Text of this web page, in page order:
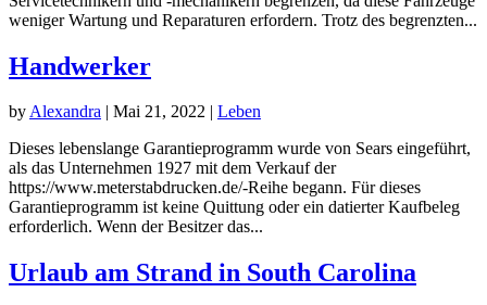
weniger Wartung und Reparaturen erfordern. Trotz des begrenzten...
Handwerker
byAlexandra | Mai 21, 2022 | Leben
Dieses lebenslange Garantieprogramm wurde von Sears eingeführt,
als das Unternehmen 1927 mit dem Verkauf der
https://www.meterstabdrucken.de/-Reihe begann. Für dieses
Garantieprogramm ist keine Quittung oder ein datierter Kaufbeleg
erforderlich. Wenn der Besitzer das...
Urlaub am Strand in South Carolina